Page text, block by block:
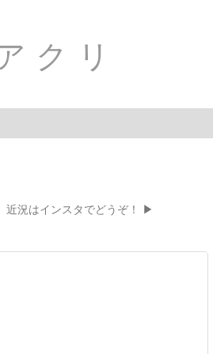
クリ
近況はインスタでどうぞ！ ▶